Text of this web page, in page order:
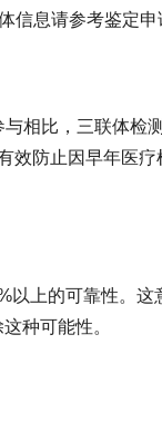
信息请参考鉴定申
相比，三联体检
效防止因早年医
以上的可靠性。
种可能性。